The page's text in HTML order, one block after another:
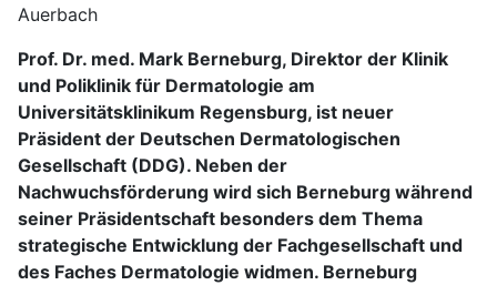
Auerbach
Prof. Dr. med. Mark Berneburg, Direktor der Klinik
und Poliklinik für Dermatologie am
Universitätsklinikum Regensburg, ist neuer
Präsident der Deutschen Dermatologischen
Gesellschaft (DDG). Neben der
Nachwuchsförderung wird sich Berneburg während
seiner Präsidentschaft besonders dem Thema
strategische Entwicklung der Fachgesellschaft und
des Faches Dermatologie widmen. Berneburg